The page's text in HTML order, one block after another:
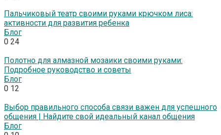
Пальчиковый театр своими руками крючком лиса:
активности для развития ребенка
Блог
0 24
Полотно для алмазной мозаики своими руками:
Подробное руководство и советы
Блог
0 12
Выбор правильного способа связи важен для успешного
общения | Найдите свой идеальный канал общения
Блог